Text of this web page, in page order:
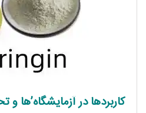
کاربردها در آزمایشگاه’ها